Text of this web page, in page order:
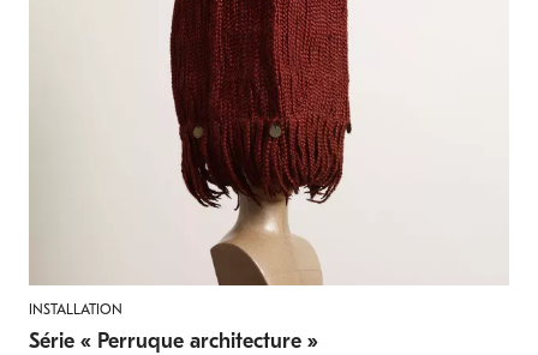
INSTALLATION
Série « Perruque architecture »